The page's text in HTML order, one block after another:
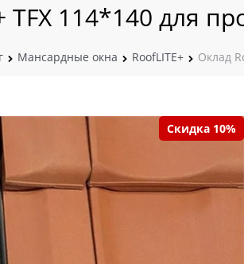
TFX 114*140 для
Мансардные окна RoofLITE+ Оклад
Скидка 10%